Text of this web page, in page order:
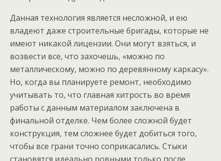
Данная технология является несложной, и ею
владеют даже строительные бригады, которые не
имеют никакой лицензии. Они могут взяться, и
возвести все, что захочешь, «можно по
металлическому, можно по деревянному каркасу».
Но, когда вы планируете ремонт, необходимо
учитывать то, что главная хитрость во время
работы с данным материалом заключена в
финальной отделке. Чем более сложной будет
конструкция, тем сложнее будет добиться того,
чтобы все грани точно соприкасались. Стыки